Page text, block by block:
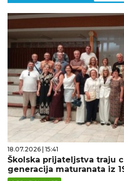
18.07.2026 | 15:41
Školska prijateljstva traju
generacija maturanata iz